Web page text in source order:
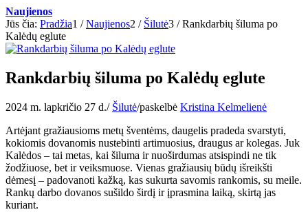
Naujienos
Jūs čia: Pradžia1 / Naujienos2 / Šilutė3 / Rankdarbių šiluma po
Kalėdų eglute
Rankdarbių šiluma po Kalėdų eglute
2024 m. lapkričio 27 d./ Šilutė/paskelbė Kristina Kelmelienė
Artėjant gražiausioms metų šventėms, daugelis pradeda svarstyti,
kokiomis dovanomis nustebinti artimuosius, draugus ar kolegas. Juk
Kalėdos – tai metas, kai šiluma ir nuoširdumas atsispindi ne tik
žodžiuose, bet ir veiksmuose. Vienas gražiausių būdų išreikšti
dėmesį – padovanoti kažką, kas sukurta savomis rankomis, su meile.
Rankų darbo dovanos sušildo širdį ir įprasmina laiką, skirtą jas
kuriant.